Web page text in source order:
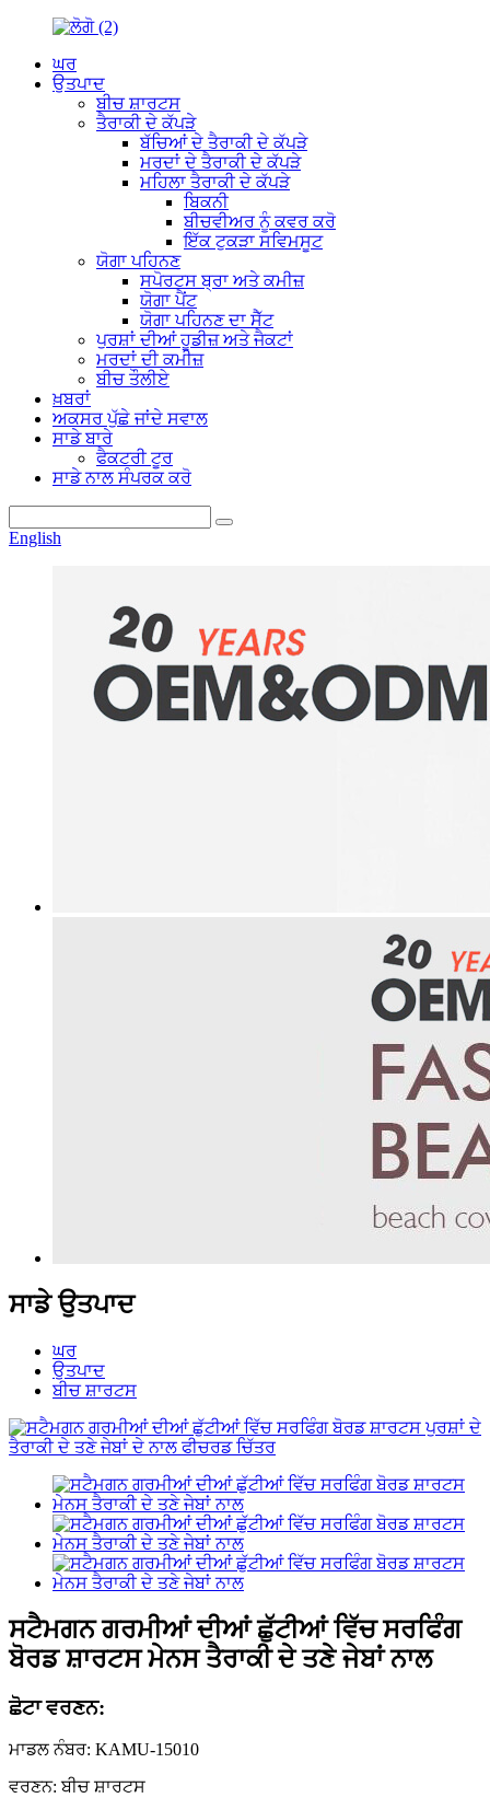
ਘਰ
ਉਤਪਾਦ
ਬੀਚ ਸ਼ਾਰਟਸ
ਤੈਰਾਕੀ ਦੇ ਕੱਪੜੇ
ਬੱਚਿਆਂ ਦੇ ਤੈਰਾਕੀ ਦੇ ਕੱਪੜੇ
ਮਰਦਾਂ ਦੇ ਤੈਰਾਕੀ ਦੇ ਕੱਪੜੇ
ਮਹਿਲਾ ਤੈਰਾਕੀ ਦੇ ਕੱਪੜੇ
ਬਿਕਨੀ
ਬੀਚਵੀਅਰ ਨੂੰ ਕਵਰ ਕਰੋ
ਇੱਕ ਟੁਕੜਾ ਸਵਿਮਸੂਟ
ਯੋਗਾ ਪਹਿਨਣ
ਸਪੋਰਟਸ ਬ੍ਰਾ ਅਤੇ ਕਮੀਜ਼
ਯੋਗਾ ਪੈਂਟ
ਯੋਗਾ ਪਹਿਨਣ ਦਾ ਸੈੱਟ
ਪੁਰਸ਼ਾਂ ਦੀਆਂ ਹੂਡੀਜ਼ ਅਤੇ ਜੈਕਟਾਂ
ਮਰਦਾਂ ਦੀ ਕਮੀਜ਼
ਬੀਚ ਤੌਲੀਏ
ਖ਼ਬਰਾਂ
ਅਕਸਰ ਪੁੱਛੇ ਜਾਂਦੇ ਸਵਾਲ
ਸਾਡੇ ਬਾਰੇ
ਫੈਕਟਰੀ ਟੂਰ
ਸਾਡੇ ਨਾਲ ਸੰਪਰਕ ਕਰੋ
English
ਸਾਡੇ ਉਤਪਾਦ
ਘਰ
ਉਤਪਾਦ
ਬੀਚ ਸ਼ਾਰਟਸ
ਸਟੈਮਗਨ ਗਰਮੀਆਂ ਦੀਆਂ ਛੁੱਟੀਆਂ ਵਿੱਚ ਸਰਫਿੰਗ
ਬੋਰਡ ਸ਼ਾਰਟਸ ਮੇਨਸ ਤੈਰਾਕੀ ਦੇ ਤਣੇ ਜੇਬਾਂ ਨਾਲ
ਛੋਟਾ ਵਰਣਨ:
ਮਾਡਲ ਨੰਬਰ: KAMU-15010
ਵਰਣਨ: ਬੀਚ ਸ਼ਾਰਟਸ